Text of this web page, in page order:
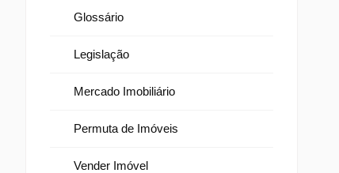
Glossário
Legislação
Mercado Imobiliário
Permuta de Imóveis
Vender Imóvel